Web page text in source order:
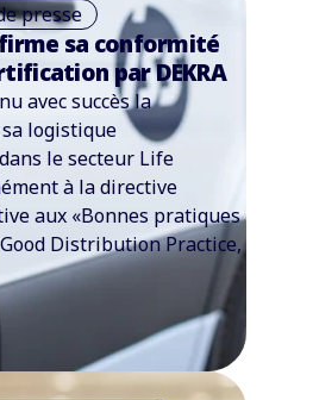
presse
sa conformité
par DEKRA
avec succès la
logistique
le secteur Life
à la directive
aux «Bonnes pratiques
Distribution Practice,